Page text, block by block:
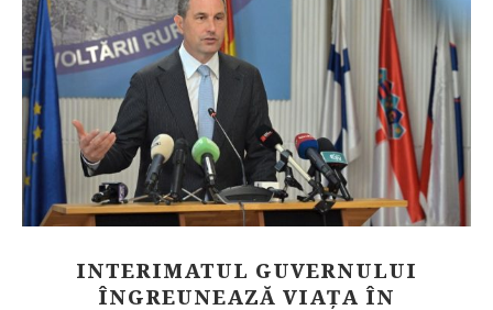
INTERIMATUL GUVERNULUI
ÎNGREUNEAZĂ VIAȚA ÎN